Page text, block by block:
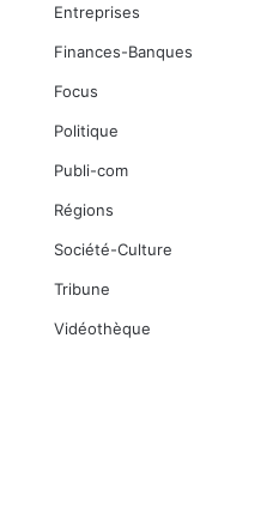
Entreprises
Finances-Banques
Focus
Politique
Publi-com
Régions
Société-Culture
Tribune
Vidéothèque